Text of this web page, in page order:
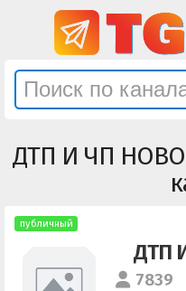
ДТП И ЧП
публичный
ДТП
7839